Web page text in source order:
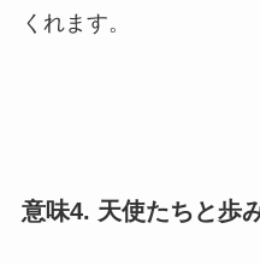
くれます。
意味4. 天使たちと歩